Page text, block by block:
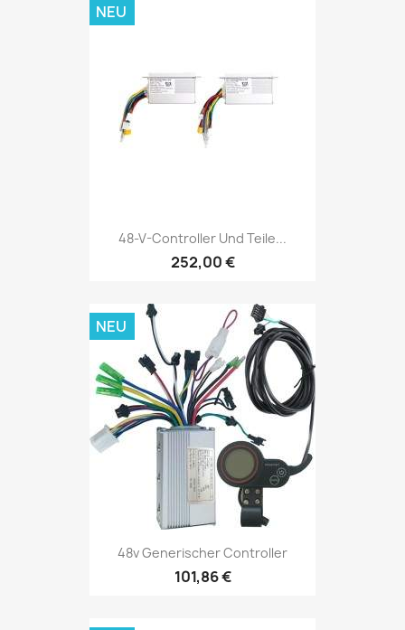
48-V-Controller Und Teile...
252,00 €
NEU
48v Generischer Controller
101,86 €
NEU